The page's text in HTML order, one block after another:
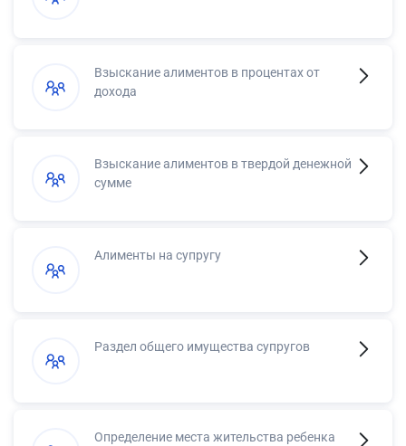
Взыскание алиментов в процентах от
дохода
Взыскание алиментов в твердой денежной
сумме
Алименты на супругу
Раздел общего имущества супругов
Определение места жительства ребенка